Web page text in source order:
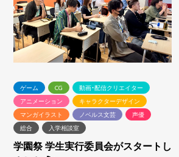
ゲーム CG
動画・配信クリエイター
アニメーション
キャラクターデザイン
マンガイラスト
ノベルス文芸
声優
総合
入学相談室
学園祭 学生実行委員会がスタートし